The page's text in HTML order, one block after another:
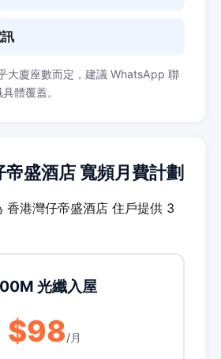
大廈座數而定，建議 WhatsApp 聯
體覆蓋。
帝盛酒店 寬頻月費計劃
香港灣仔帝盛酒店 住戶提供 3
光纖入屋
$98/月